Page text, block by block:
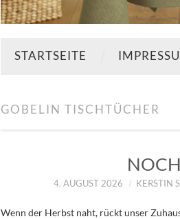
STARTSEITE
GOBELIN TISCHTÜCHER
4. AUGUST 2026 KERSTIN
Wenn der Herbst naht, rückt unser